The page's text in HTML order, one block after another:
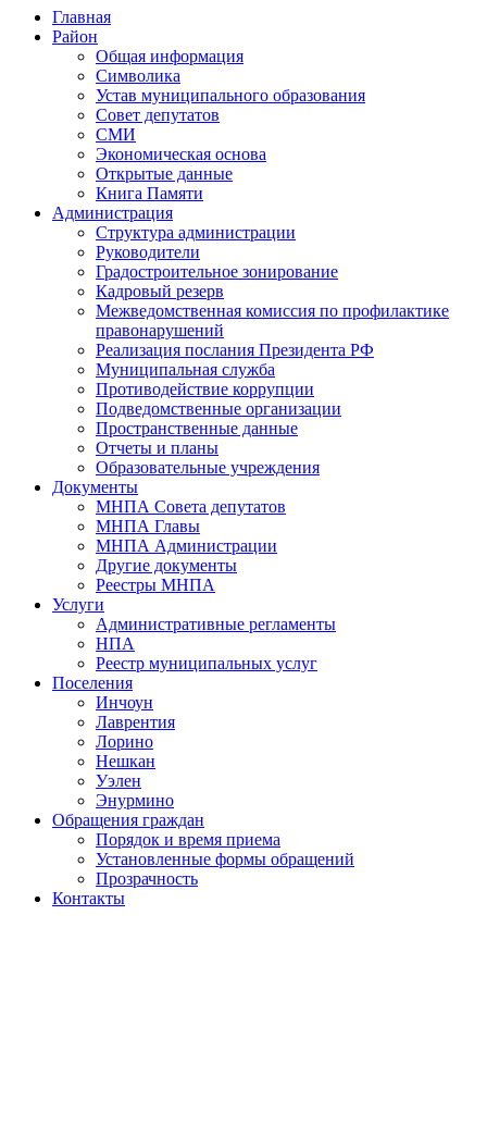
Главная
Район
Общая информация
Символика
Устав муниципального образования
Совет депутатов
СМИ
Экономическая основа
Открытые данные
Книга Памяти
Администрация
Структура администрации
Руководители
Градостроительное зонирование
Кадровый резерв
Межведомственная комиссия по профилактике
правонарушений
Реализация послания Президента РФ
Муниципальная служба
Противодействие коррупции
Подведомственные организации
Пространственные данные
Отчеты и планы
Образовательные учреждения
Документы
МНПА Совета депутатов
МНПА Главы
МНПА Администрации
Другие документы
Реестры МНПА
Услуги
Административные регламенты
НПА
Реестр муниципальных услуг
Поселения
Инчоун
Лаврентия
Лорино
Нешкан
Уэлен
Энурмино
Обращения граждан
Порядок и время приема
Установленные формы обращений
Прозрачность
Контакты